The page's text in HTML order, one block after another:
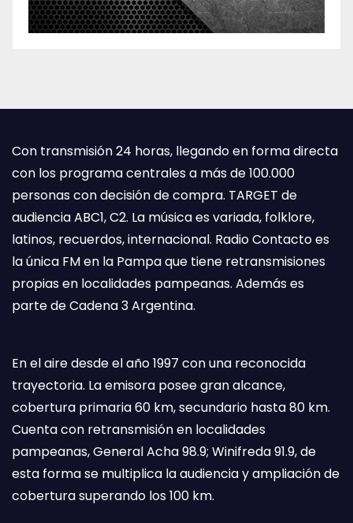
Con transmisión 24 horas, llegando en forma directa
con los programa centrales a más de 100.000
personas con decisión de compra. TARGET de
audiencia ABC1, C2. La música es variada, folklore,
latinos, recuerdos, internacional. Radio Contacto es
la única FM en la Pampa que tiene retransmisiones
propias en localidades pampeanas. Además es
parte de Cadena 3 Argentina.
En el aire desde el año 1997 con una reconocida
trayectoria. La emisora posee gran alcance,
cobertura primaria 60 km, secundario hasta 80 km.
Cuenta con retransmisión en localidades
pampeanas, General Acha 98.9; Winifreda 91.9, de
esta forma se multiplica la audiencia y ampliación de
cobertura superando los 100 km.